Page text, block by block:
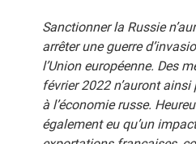
Sanctionner la Russie
arrêter une guerre
l’Union européenne. Des
février 2022 n’auront
à l’économie russe.
également eu qu’un